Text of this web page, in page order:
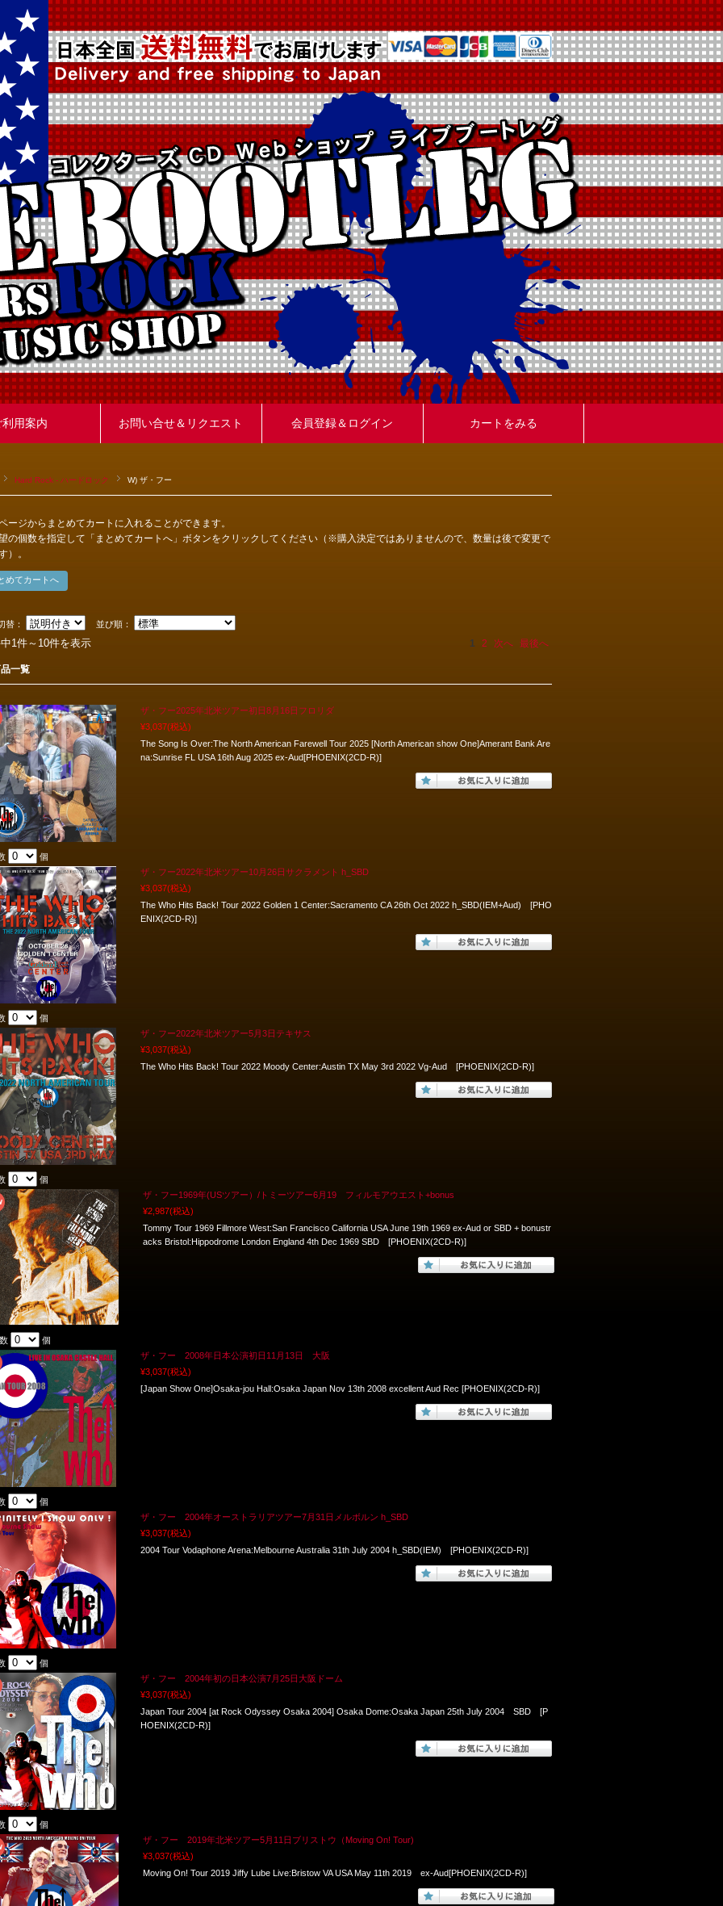
利用案内 お問い合せ＆リクエスト 会員登録＆ログイン カートをみる
Hard Rock - ハードロック W) ザ・フー
ージからまとめてカートに入れることができます。
の個数を指定して「まとめてカートへ」ボタンをクリックしてください（※購入決定ではありませんので、数量は後で変更で
）。
替： 並び順：
1件～10件を表示 1 2 次へ 最後へ
一覧
ザ・フー2025年北米ツアー初日8月16日フロリダ
¥3,037(税込)
The Song Is Over:The North American Farewell Tour 2025 [North American show One]Amerant Bank Are
na:Sunrise FL USA 16th Aug 2025 ex-Aud[PHOENIX(2CD-R)]
個
ザ・フー2022年北米ツアー10月26日サクラメント h_SBD
¥3,037(税込)
The Who Hits Back! Tour 2022 Golden 1 Center:Sacramento CA 26th Oct 2022 h_SBD(IEM+Aud) [PHO
ENIX(2CD-R)]
個
ザ・フー2022年北米ツアー5月3日テキサス
¥3,037(税込)
The Who Hits Back! Tour 2022 Moody Center:Austin TX May 3rd 2022 Vg-Aud [PHOENIX(2CD-R)]
個
ザ・フー1969年(USツアー）/トミーツアー6月19 フィルモアウエスト+bonus
¥2,987(税込)
Tommy Tour 1969 Fillmore West:San Francisco California USA June 19th 1969 ex-Aud or SBD + bonustr
acks Bristol:Hippodrome London England 4th Dec 1969 SBD [PHOENIX(2CD-R)]
個
ザ・フー 2008年日本公演初日11月13日 大阪
¥3,037(税込)
[Japan Show One]Osaka-jou Hall:Osaka Japan Nov 13th 2008 excellent Aud Rec [PHOENIX(2CD-R)]
個
ザ・フー 2004年オーストラリアツアー7月31日メルボルン h_SBD
¥3,037(税込)
2004 Tour Vodaphone Arena:Melbourne Australia 31th July 2004 h_SBD(IEM) [PHOENIX(2CD-R)]
個
ザ・フー 2004年初の日本公演7月25日大阪ドーム
¥3,037(税込)
Japan Tour 2004 [at Rock Odyssey Osaka 2004] Osaka Dome:Osaka Japan 25th July 2004 SBD [P
HOENIX(2CD-R)]
個
ザ・フー 2019年北米ツアー5月11日ブリストウ（Moving On! Tour)
¥3,037(税込)
Moving On! Tour 2019 Jiffy Lube Live:Bristow VA USA May 11th 2019 ex-Aud[PHOENIX(2CD-R)]